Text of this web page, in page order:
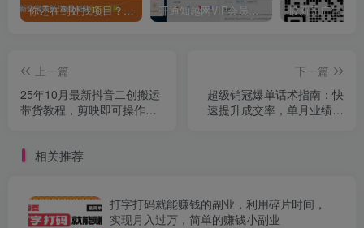
你还在到处找项目？还在当韭菜？我靠卖项目一个月收入5万+，曾经我也是个失败者。 开通知越网VIP会员，尊享全站资源免费下载，享70%的推广提成！！【限时五折优惠】
上一篇
25年10月最新抖音二创搬运
带货教程，剪映即可操作，
下一篇
超级销冠爆单话术指南：快
速提升成交率，单月业绩提
相关推荐
打字打码就能赚钱的副业，利用碎片时间，
实现月入过万，简单的赚钱小副业